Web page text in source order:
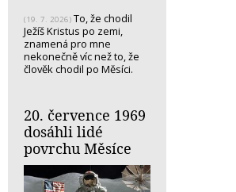
(19. 7. 2026) To, že chodil
Ježíš Kristus po zemi,
znamená pro mne
nekonečně víc než to, že
člověk chodil po Měsíci.
20. července 1969
dosáhli lidé
povrchu Měsíce